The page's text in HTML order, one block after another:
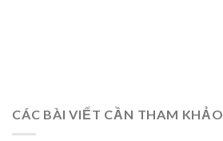
CÁC BÀI VIẾT CẦN THAM KHẢO